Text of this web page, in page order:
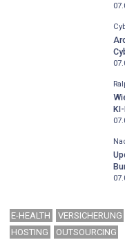
E-HEALTH VERSICHERUNG
HOSTING
OUTSOURCING